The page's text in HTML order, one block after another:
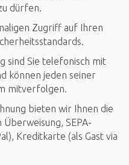
dürfen.
Zugriff auf Ihren
sind Sie telefonisch mit
können jeden seiner
mitverfolgen.
bieten wir Ihnen die
SEPA-
Kreditkarte (als Gast via